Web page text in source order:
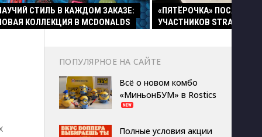
СТИЛЬ В КАЖДОМ ЗАКАЗЕ:
КОЛЛЕКЦИЯ В MCDONALDS
«ПЯТЁРОЧКА» ПОСАДИЛА
УЧАСТНИКОВ STRAY KIDS
ПОПУЛЯРНОЕ НА САЙТЕ
Всё о новом комбо
«МиньонБУМ» в Rostics
Полные условия акции